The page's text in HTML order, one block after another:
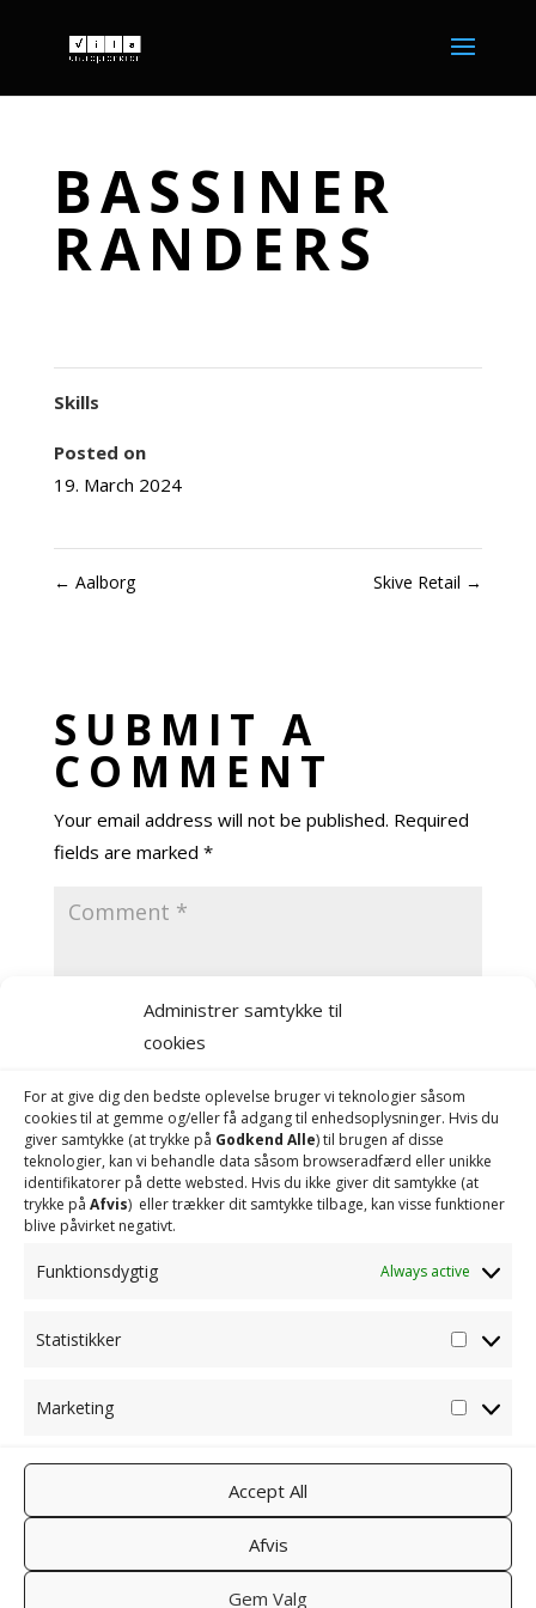
Administrer samtykke til
cookies
For at give dig den bedste oplevelse bruger vi teknologier såsom
cookies til at gemme og/eller få adgang til enhedsoplysninger. Hvis du
giver samtykke (at trykke på Godkend Alle) til brugen af ​​disse
teknologier, kan vi behandle data såsom browseradfærd eller unikke
identifikatorer på dette websted. Hvis du ikke giver dit samtykke (at
trykke på Afvis) eller trækker dit samtykke tilbage, kan visse funktioner
blive påvirket negativt.
Funktionsdygtig Always active
Statistikker
Marketing
Accept All
Afvis
Gem Valg
BASSINER
RANDERS
Skills
Posted on
19. March 2024
← Aalborg Skive Retail →
SUBMIT A
COMMENT
Your email address will not be published. Required
fields are marked *
CATEGORIES
No categories